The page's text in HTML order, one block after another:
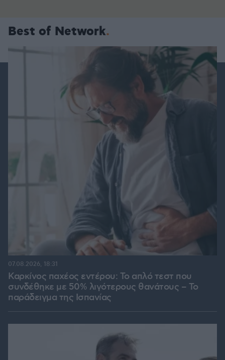
Best of Network
Καρκίνος παχέος εντέρου: Το απλό τεστ που
συνδέθηκε με 50% λιγότερους θανάτους – Το
παράδειγμα της Ισπανίας
07.08.2026, 18:31